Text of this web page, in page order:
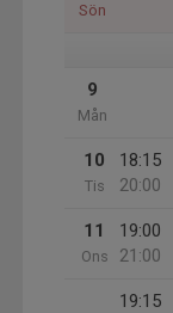
Sön
9
Mån
10
Tis
18:15
20:00
11
Ons
19:00
21:00
19:15